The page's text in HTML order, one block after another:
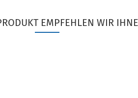
EMPFEHLEN WIR